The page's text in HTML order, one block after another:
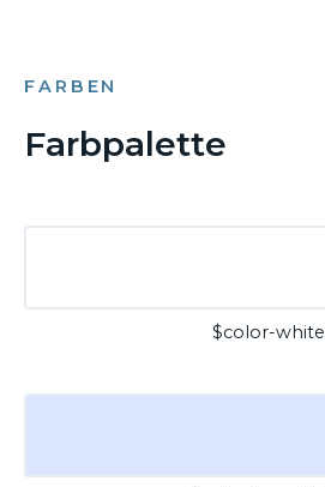
FARBEN
Farbpalette
$color-white